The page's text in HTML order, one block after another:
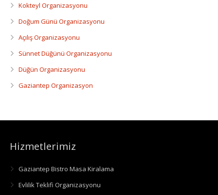
Kokteyl Organizasyonu
Doğum Günü Organizasyonu
Açılış Organizasyonu
Sünnet Düğünü Organizasyonu
Düğün Organizasyonu
Gaziantep Organizasyon
Hizmetlerimiz
Gaziantep Bistro Masa Kiralama
Evlilik Teklifi Organizasyonu